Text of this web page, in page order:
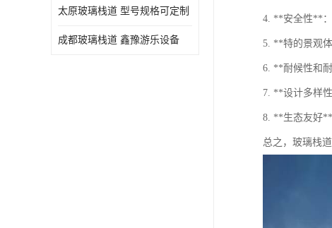
太原玻璃栈道 型号规格可定制
成都玻璃栈道 鑫豫游乐设备
4. **安全性**：
5. **特的景观
6. **耐候性和
7. **设计多样
8. **生态友好**
总之，玻璃栈